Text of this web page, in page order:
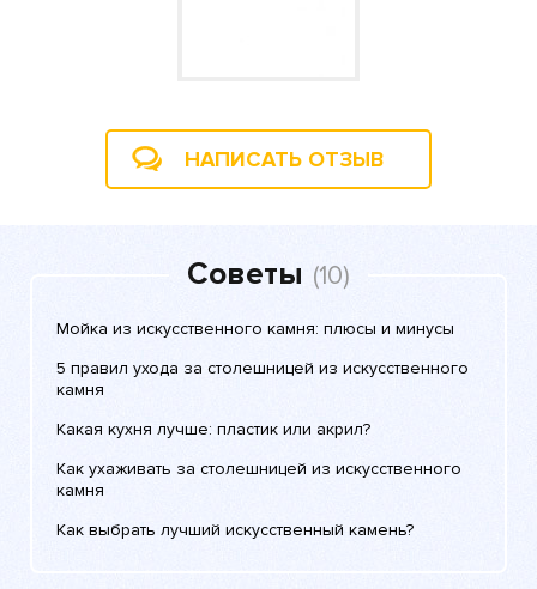
НАПИСАТЬ ОТЗЫВ
Советы (10)
Мойка из искусственного камня: плюсы и минусы
5 правил ухода за столешницей из искусственного
камня
Какая кухня лучше: пластик или акрил?
Как ухаживать за столешницей из искусственного
камня
Как выбрать лучший искусственный камень?